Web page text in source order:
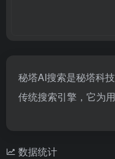
秘塔AI搜索是秘塔科
传统搜索引擎，它为
数据统计